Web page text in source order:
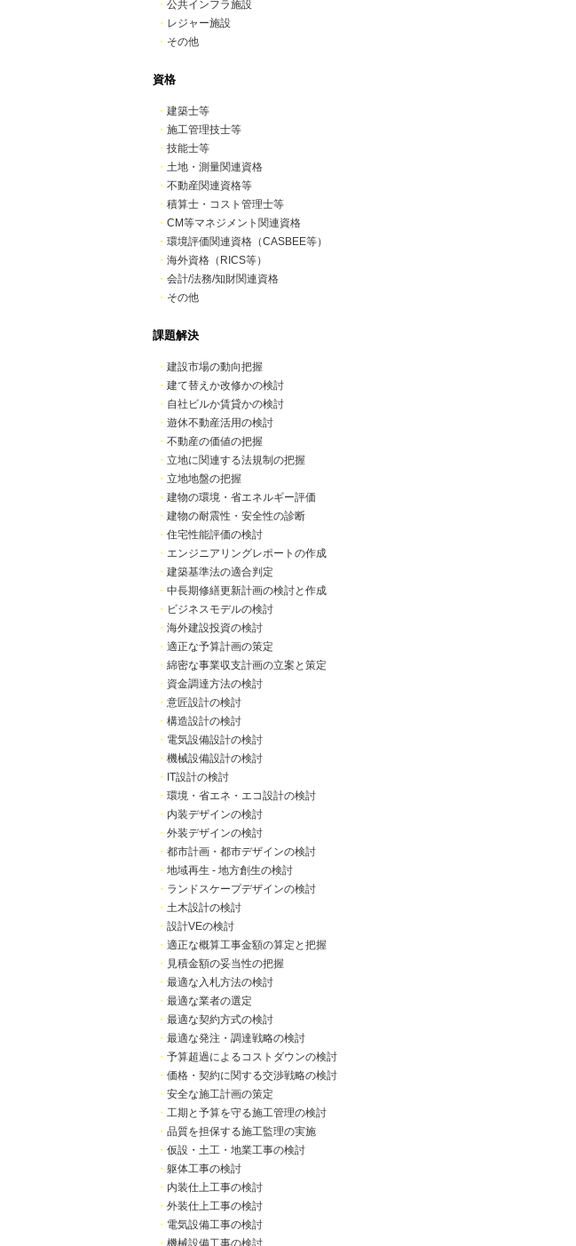
・ 公共インフラ施設
・ レジャー施設
・ その他
資格
・ 建築士等
・ 施工管理技士等
・ 技能士等
・ 土地・測量関連資格
・ 不動産関連資格等
・ 積算士・コスト管理士等
・ CM等マネジメント関連資格
・ 環境評価関連資格（CASBEE等）
・ 海外資格（RICS等）
・ 会計/法務/知財関連資格
・ その他
課題解決
・ 建設市場の動向把握
・ 建て替えか改修かの検討
・ 自社ビルか賃貸かの検討
・ 遊休不動産活用の検討
・ 不動産の価値の把握
・ 立地に関連する法規制の把握
・ 立地地盤の把握
・ 建物の環境・省エネルギー評価
・ 建物の耐震性・安全性の診断
・ 住宅性能評価の検討
・ エンジニアリングレポートの作成
・ 建築基準法の適合判定
・ 中長期修繕更新計画の検討と作成
・ ビジネスモデルの検討
・ 海外建設投資の検討
・ 適正な予算計画の策定
・ 綿密な事業収支計画の立案と策定
・ 資金調達方法の検討
・ 意匠設計の検討
・ 構造設計の検討
・ 電気設備設計の検討
・ 機械設備設計の検討
・ IT設計の検討
・ 環境・省エネ・エコ設計の検討
・ 内装デザインの検討
・ 外装デザインの検討
・ 都市計画・都市デザインの検討
・ 地域再生 - 地方創生の検討
・ ランドスケープデザインの検討
・ 土木設計の検討
・ 設計VEの検討
・ 適正な概算工事金額の算定と把握
・ 見積金額の妥当性の把握
・ 最適な入札方法の検討
・ 最適な業者の選定
・ 最適な契約方式の検討
・ 最適な発注・調達戦略の検討
・ 予算超過によるコストダウンの検討
・ 価格・契約に関する交渉戦略の検討
・ 安全な施工計画の策定
・ 工期と予算を守る施工管理の検討
・ 品質を担保する施工監理の実施
・ 仮設・土工・地業工事の検討
・ 躯体工事の検討
・ 内装仕上工事の検討
・ 外装仕上工事の検討
・ 電気設備工事の検討
・ 機械設備工事の検討